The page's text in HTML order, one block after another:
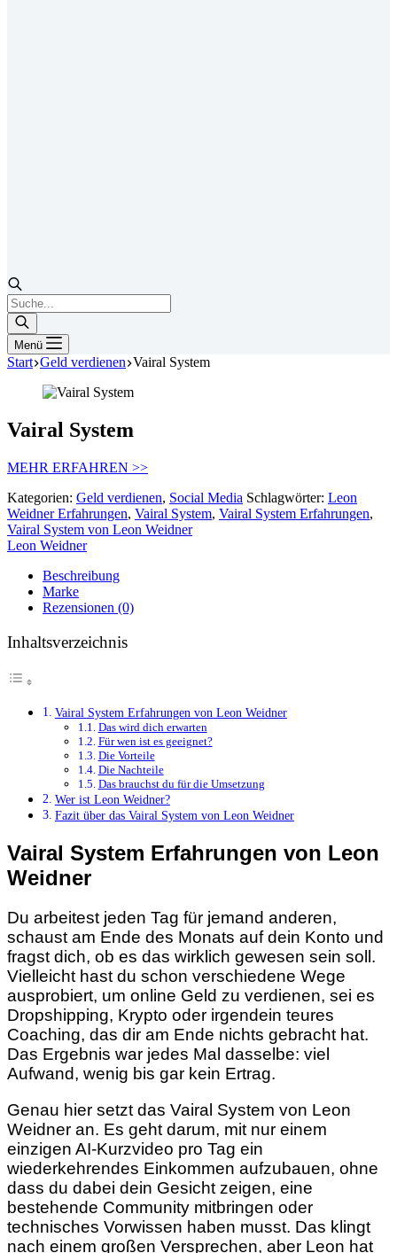
Products
search
Menü
Start Geld verdienen Vairal System
Vairal System
MEHR ERFAHREN >>
Kategorien: Geld verdienen, Social Media Schlagwörter: Leon
Weidner Erfahrungen, Vairal System, Vairal System Erfahrungen,
Vairal System von Leon Weidner
Leon Weidner
Beschreibung
Marke
Rezensionen (0)
Inhaltsverzeichnis
Vairal System Erfahrungen von Leon Weidner
Das wird dich erwarten
Für wen ist es geeignet?
Die Vorteile
Die Nachteile
Das brauchst du für die Umsetzung
Wer ist Leon Weidner?
Fazit über das Vairal System von Leon Weidner
Vairal System Erfahrungen von Leon
Weidner
Du arbeitest jeden Tag für jemand anderen,
schaust am Ende des Monats auf dein Konto und
fragst dich, ob es das wirklich gewesen sein soll.
Vielleicht hast du schon verschiedene Wege
ausprobiert, um online Geld zu verdienen, sei es
Dropshipping, Krypto oder irgendein teures
Coaching, das dir am Ende nichts gebracht hat.
Das Ergebnis war jedes Mal dasselbe: viel
Aufwand, wenig bis gar kein Ertrag.
Genau hier setzt das Vairal System von Leon
Weidner an. Es geht darum, mit nur einem
einzigen AI-Kurzvideo pro Tag ein
wiederkehrendes Einkommen aufzubauen, ohne
dass du dabei dein Gesicht zeigen, eine
bestehende Community mitbringen oder
technisches Vorwissen haben musst. Das klingt
nach einem großen Versprechen, aber Leon hat